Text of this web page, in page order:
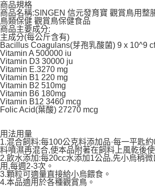
商品規格
商品名稱:SINGEN 信元發育寶 觀賞鳥用整
鳥類保健 觀賞鳥保健食品
商品主要成分:
主成分(每公斤含有)
Bacillus Coagulans(芽孢乳酸菌) 9 x 10^9
Vitamin A 500000 iu
Vitamin D3 30000 ju
Vitamin E.3270 mg
Vitamin B1 220 mg
Vitamin B2 510mg
Vitamin B6 180mg
Vitamin B12 3460 mcg
Folic Acid(葉酸) 27270 mcg
用法用量
1.混合飼料:每100公克料添加品·每一平匙
料噴濕再混合,使本品附著在飼料上風乾後
2.飲水添加:每20cc水添加1公品,先小烏稍
用,每週2-3次。
3.顆粒可適量直接給小烏餵食。
4.本品適用於各種觀賞鳥。